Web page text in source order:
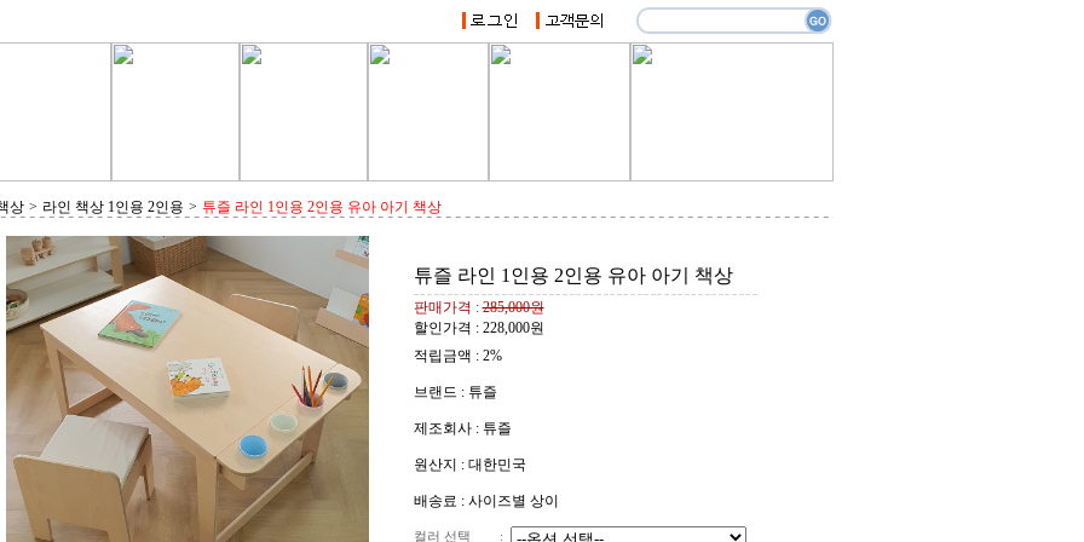
상 > 라인 책상 1인용 2인용 > 튜즐 라인 1인용 2인용 유아 아기 책상
튜즐 라인 1인용 2인용 유아 아기 책상
판매가격 :285,000원
할인가격 : 228,000원
적립금액 : 2%
브랜드 : 튜즐
제조회사 : 튜즐
원산지 : 대한민국
배송료 : 사이즈별 상이
컬러 선택 :